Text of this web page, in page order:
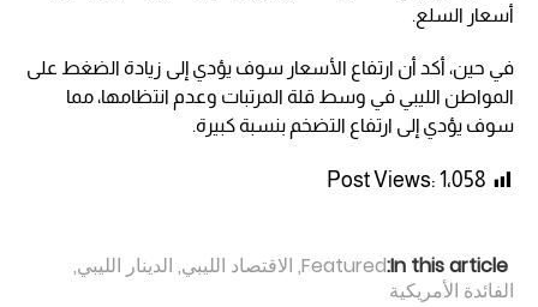
أسعار السلع.
في حين، أكد أن ارتفاع الأسعار سوف يؤدي إلى زيادة الضغط على
المواطن الليبي في وسط قلة المرتبات وعدم انتظامها، مما
سوف يؤدي إلى ارتفاع التضخم بنسبة كبيرة.
Post Views: 1٬058
In this article:
Featured
, الاقتصاد الليبي, الدينار الليبي,
الفائدة الأمريكية